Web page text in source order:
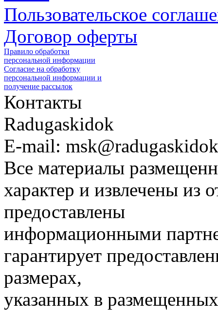
Пользовательское
Договор оферты
Правило обработки
персональной информации
Согласие на обработку
персональной информации и
получение рассылок
Контакты
Radugaskidok
E-mail:
Все материалы
характер и извлечены из
предоставлены
информационными
гарантирует
размерах,
указанных в